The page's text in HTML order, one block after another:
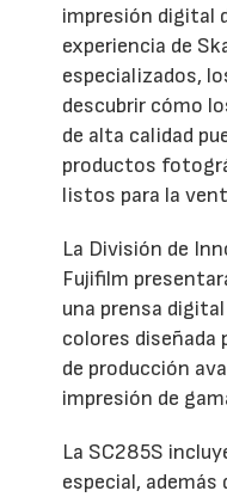
impresión digital
experiencia de
especializados,
descubrir cómo
de alta calidad
productos
listos para la
La División de
Fujifilm
una prensa
colores diseñada
de producción
impresión de
La SC285S
especial,